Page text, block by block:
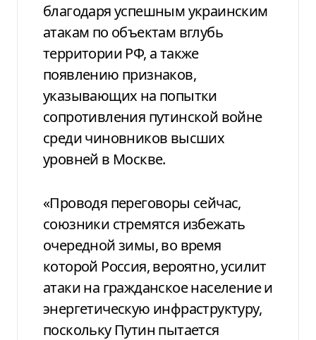
благодаря успешным украинским
атакам по объектам вглубь
территории РФ, а также
появлению признаков,
указывающих на попытки
сопротивления путинской войне
среди чиновников высших
уровней в Москве.
«Проводя переговоры сейчас,
союзники стремятся избежать
очередной зимы, во время
которой Россия, вероятно, усилит
атаки на гражданское население и
энергетическую инфраструктуру,
поскольку Путин пытается